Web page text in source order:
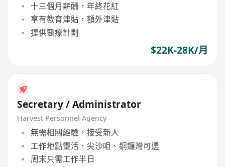
十三個月薪酬，年終花紅
享有教育津貼，額外津貼
提供醫療計劃
$22K-28K/月
Secretary / Administrator
Harvest Personnel Agency
無需相關經驗，接受新人
工作地點靈活，尖沙咀、銅鑼灣可選
周末只需工作半日